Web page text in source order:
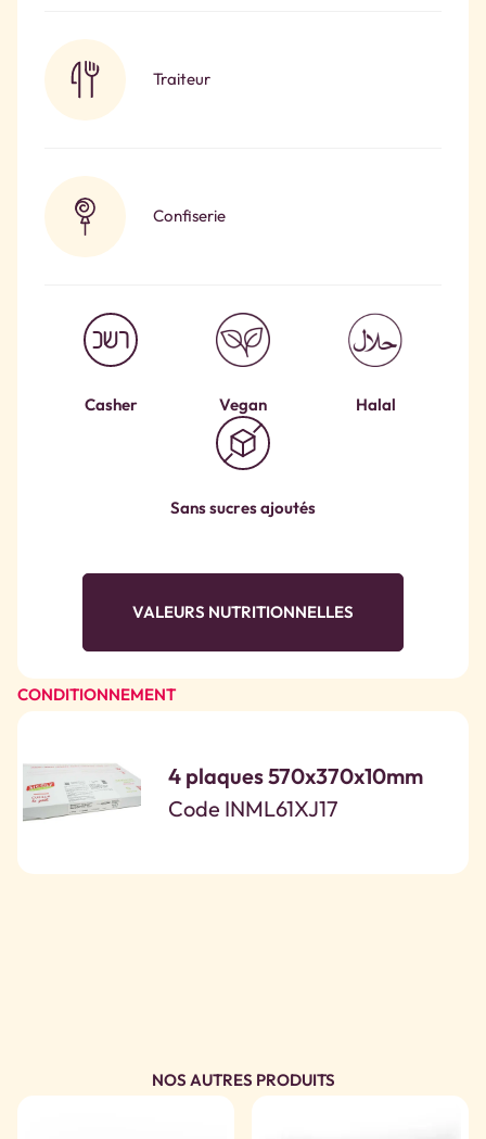
Traiteur
Confiserie
Casher Vegan Halal
Sans sucres ajoutés
VALEURS NUTRITIONNELLES
CONDITIONNEMENT
4 plaques 570x370x10mm
Code INML61XJ17
NOS AUTRES PRODUITS